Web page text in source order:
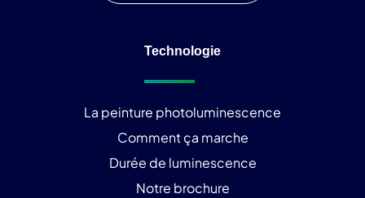
Technologie
La peinture photoluminescence
Comment ça marche
Durée de luminescence
Notre brochure